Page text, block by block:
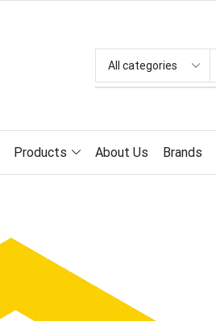
Products About Us Brands